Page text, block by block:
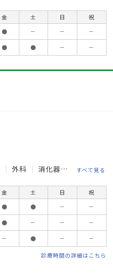
金 土 日
祝
● － －
－
● ● － －
外科 消化器外科 整形外
すべて見る
金 土 日
祝
● ● －
－
● － －
－
－ ● － －
診療時間の詳細はこちら